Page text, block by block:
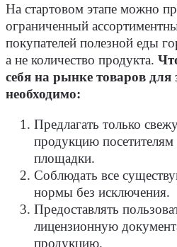
На стартовом этапе можно
ограниченный
покупателей полезной еды
а не количество продукта.
себя на рынке товаров для
необходимо:
Предлагать только
продукцию посетителям
площадки.
Соблюдать все
нормы без исключения.
Предоставлять
лицензионную
продукцию.